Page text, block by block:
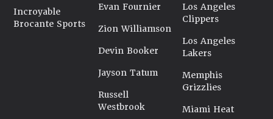
Incroyable
Brocante Sports
Evan Fournier
Zion Williamson
Devin Booker
Jayson Tatum
Russell
Westbrook
Los Angeles
Clippers
Los Angeles
Lakers
Memphis
Grizzlies
Miami Heat